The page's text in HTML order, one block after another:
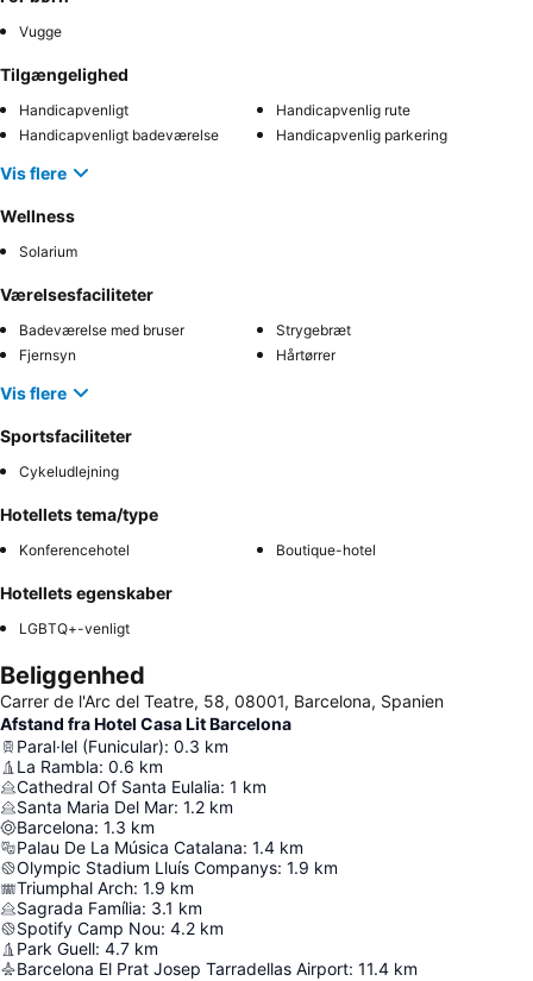
Vugge
Tilgængelighed
Handicapvenligt
Handicapvenlig rute
Handicapvenligt badeværelse
Handicapvenlig parkering
Vis flere
Wellness
Solarium
Værelsesfaciliteter
Badeværelse med bruser
Strygebræt
Fjernsyn
Hårtørrer
Vis flere
Sportsfaciliteter
Cykeludlejning
Hotellets tema/type
Konferencehotel Boutique-hotel
Hotellets egenskaber
LGBTQ+-venligt
Beliggenhed
Carrer de l'Arc del Teatre, 58, 08001, Barcelona, Spanien
Afstand fra Hotel Casa Lit Barcelona
Paral·lel (Funicular): 0.3 km
La Rambla: 0.6 km
Cathedral Of Santa Eulalia: 1 km
Santa Maria Del Mar: 1.2 km
Barcelona: 1.3 km
Palau De La Música Catalana: 1.4 km
Olympic Stadium Lluís Companys: 1.9 km
Triumphal Arch: 1.9 km
Sagrada Família: 3.1 km
Spotify Camp Nou: 4.2 km
Park Guell: 4.7 km
Barcelona El Prat Josep Tarradellas Airport: 11.4 km